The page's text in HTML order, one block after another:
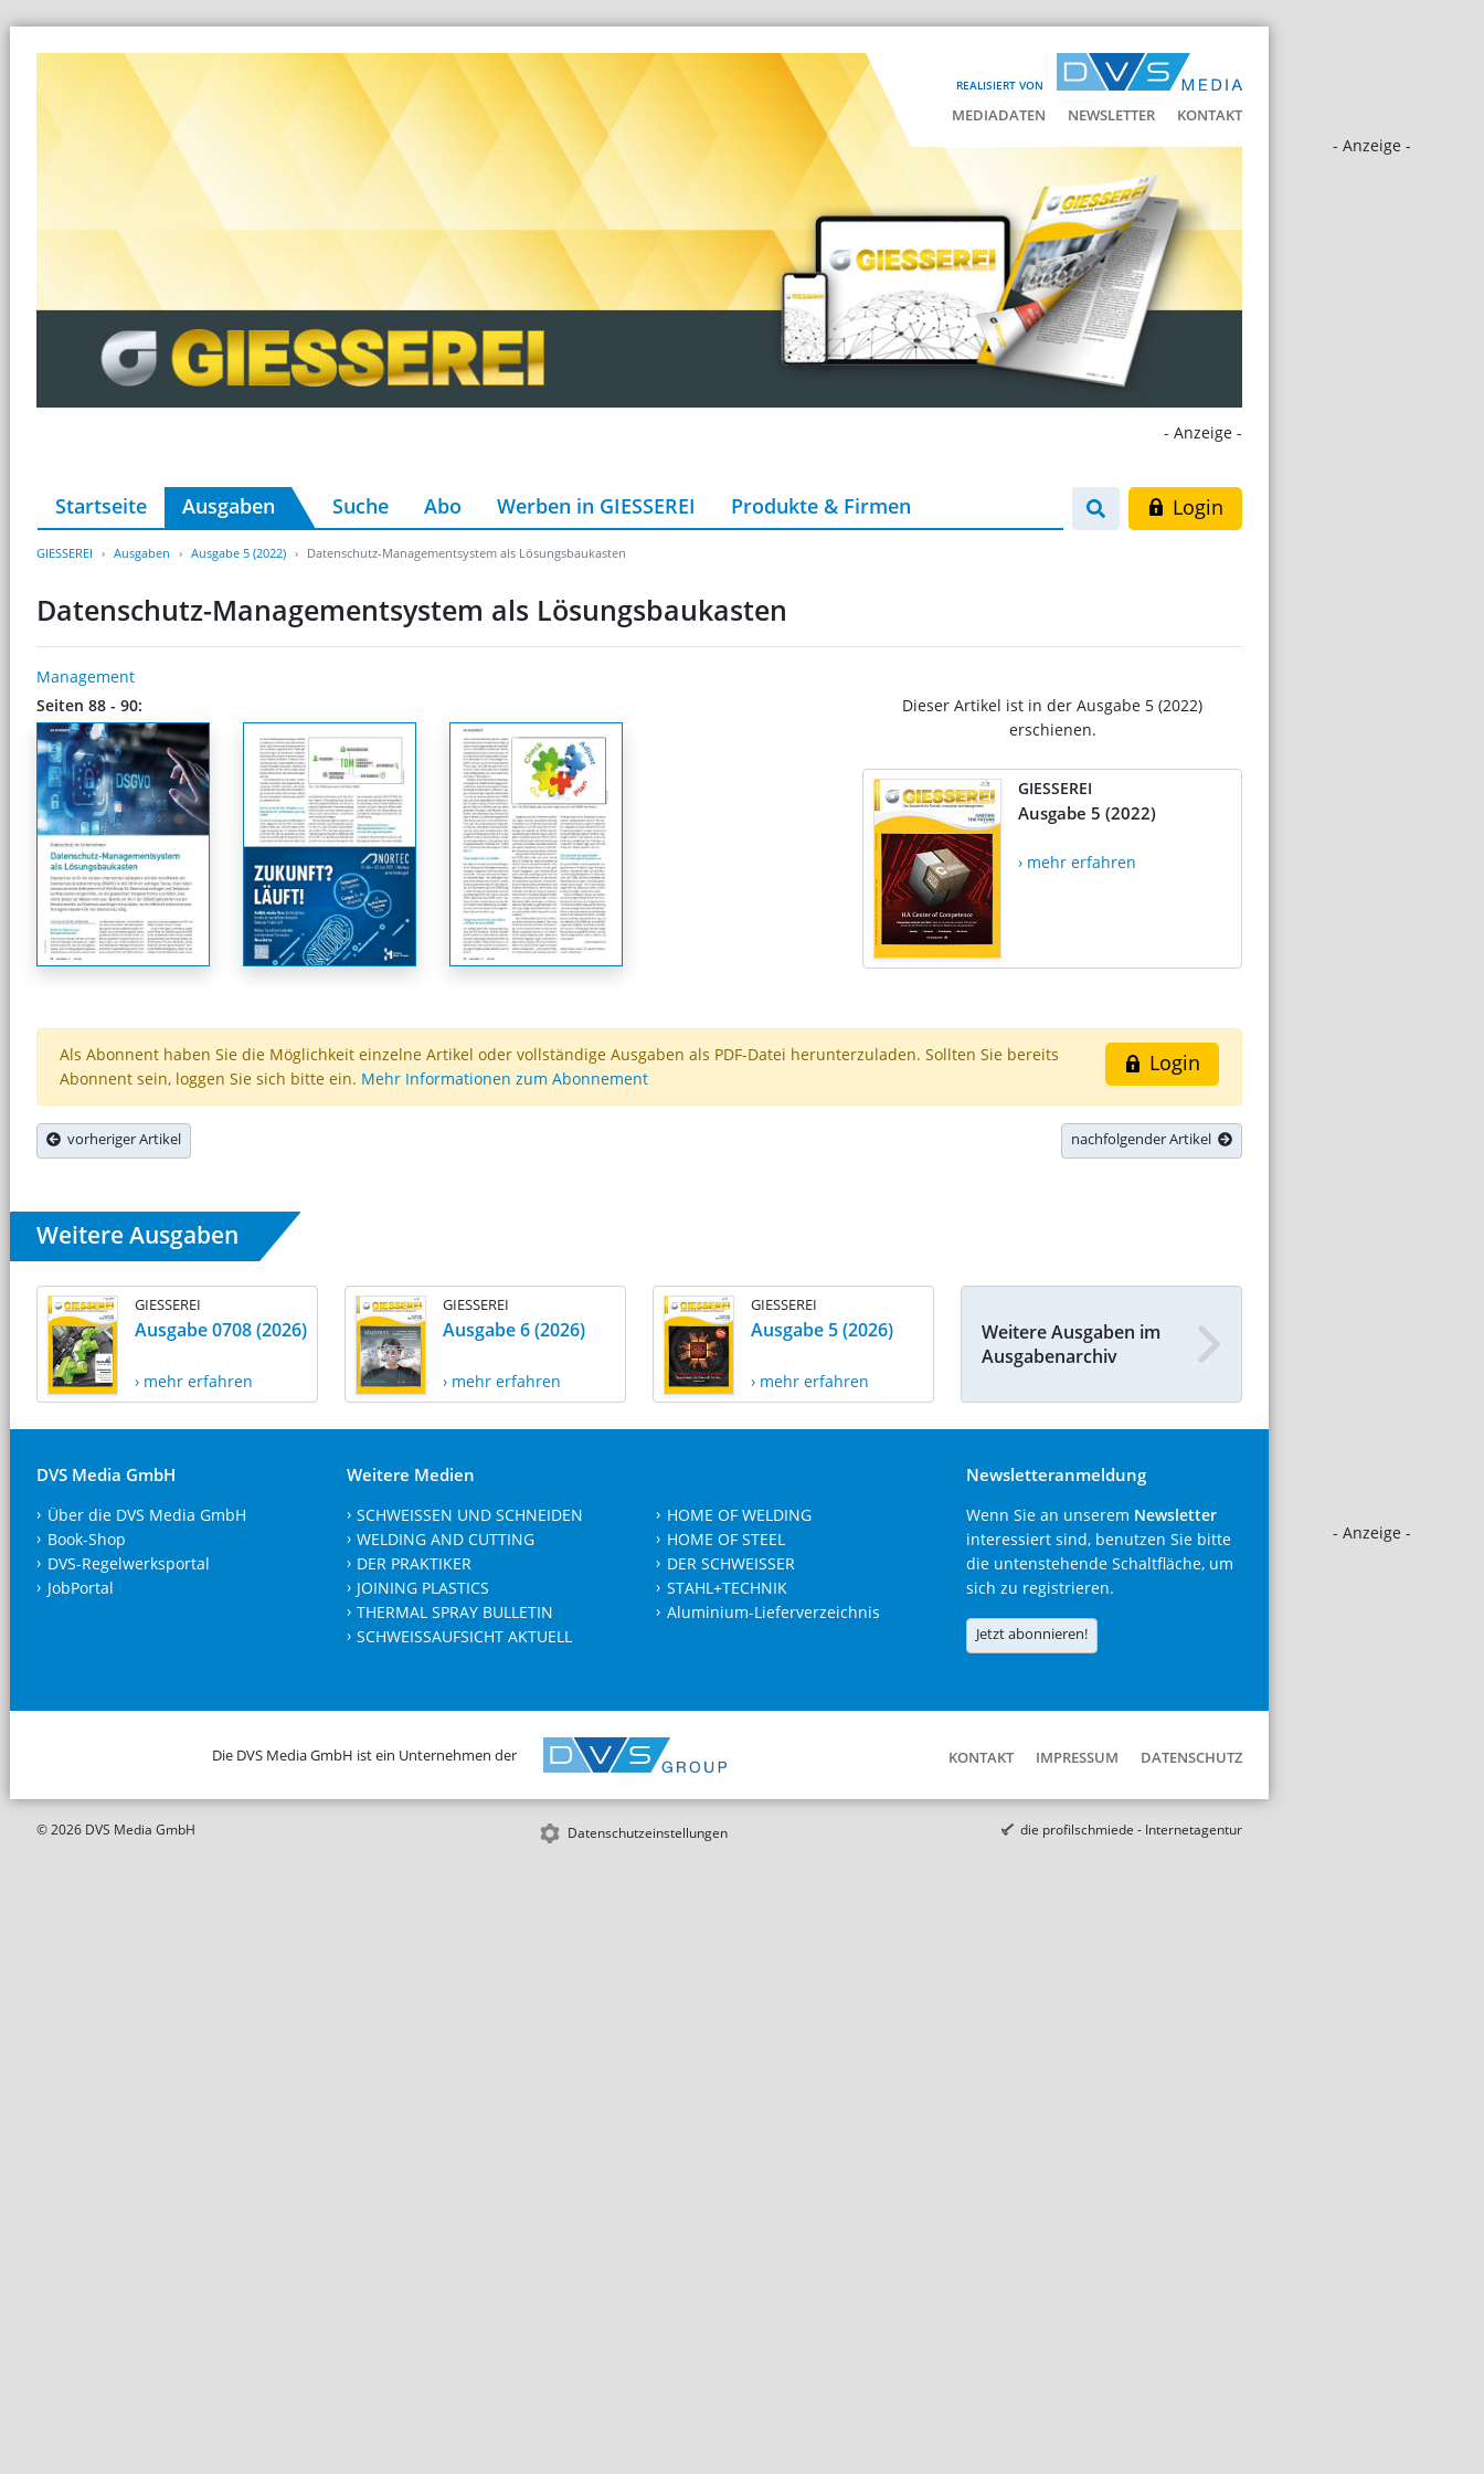
REALISIERT VON
MEDIADATEN NEWSLETTER KONTAKT
- Anzeige -
- Anzeige -
- Anzeige -
Startseite Ausgaben Suche Abo Werben in GIESSEREI Produkte & Firmen Login
GIESSEREI Ausgaben Ausgabe 5 (2022) Datenschutz-Managementsystem als Lösungsbaukasten
Datenschutz-Managementsystem als Lösungsbaukasten
Management
Seiten 88 - 90:
Dieser Artikel ist in der Ausgabe 5 (2022)
erschienen.
GIESSEREI
Ausgabe 5 (2022)
› mehr erfahren
Login
Als Abonnent haben Sie die Möglichkeit einzelne Artikel oder vollständige Ausgaben als PDF-Datei herunterzuladen. Sollten Sie bereits
Abonnent sein, loggen Sie sich bitte ein. Mehr Informationen zum Abonnement
vorheriger Artikel nachfolgender Artikel
Weitere Ausgaben
GIESSEREI
Ausgabe 0708 (2026)
› mehr erfahren
GIESSEREI
Ausgabe 6 (2026)
› mehr erfahren
GIESSEREI
Ausgabe 5 (2026)
› mehr erfahren
Weitere Ausgaben im
Ausgabenarchiv
DVS Media GmbH
Über die DVS Media GmbH
Book-Shop
DVS-Regelwerksportal
JobPortal
Weitere Medien
SCHWEISSEN UND SCHNEIDEN
WELDING AND CUTTING
DER PRAKTIKER
JOINING PLASTICS
THERMAL SPRAY BULLETIN
SCHWEISSAUFSICHT AKTUELL
HOME OF WELDING
HOME OF STEEL
DER SCHWEISSER
STAHL+TECHNIK
Aluminium-Lieferverzeichnis
Newsletteranmeldung
Wenn Sie an unserem Newsletter
interessiert sind, benutzen Sie bitte
die untenstehende Schaltfläche, um
sich zu registrieren.
Jetzt abonnieren!
Die DVS Media GmbH ist ein Unternehmen der KONTAKT IMPRESSUM DATENSCHUTZ
© 2026 DVS Media GmbH Datenschutzeinstellungen die profilschmiede - Internetagentur